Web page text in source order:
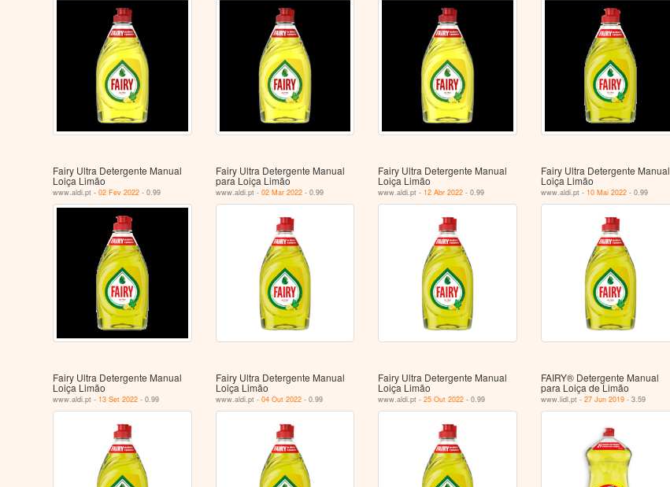
Fairy Ultra Detergente Manual
Loiça Limão
www.aldi.pt -02 Fev 2022 - 0.99
Fairy Ultra Detergente Manual
para Loiça Limão
www.aldi.pt - 02 Mar 2022- 0.99
Fairy Ultra Detergente Manual
Loiça Limão
www.aldi.pt - 12 Abr 2022 - 0.99
Fairy Ultra Detergente Manual
Loiça Limão
www.aldi.pt - 10 Mai 2022- 0.99
Fairy Ultra Detergente Manual
Loiça Limão
www.aldi.pt - 13 Set 2022 - 0.99
Fairy Ultra Detergente Manual
Loiça Limão
www.aldi.pt - 04 Out 2022- 0.99
Fairy Ultra Detergente Manual
Loiça Limão
www.aldi.pt -25 Out 2022 - 0.99
FAIRY® Detergente Manual
para Loiça de Limão
www.lidl.pt - 27 Jun 2019- 3.59